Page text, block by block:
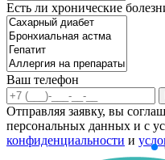
Есть ли хронические
Ваш телефон
Отправляя заявку, вы
персональных данных и с
конфиденциальности и